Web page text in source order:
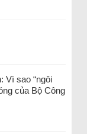
Vì sao “ngôi
của Bộ Công